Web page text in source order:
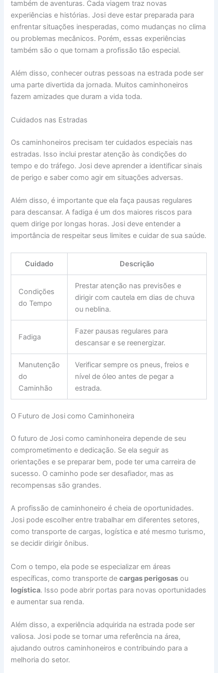
também de aventuras. Cada viagem traz novas
experiências e histórias. Josi deve estar preparada para
enfrentar situações inesperadas, como mudanças no clima
ou problemas mecânicos. Porém, essas experiências
também são o que tornam a profissão tão especial.
Além disso, conhecer outras pessoas na estrada pode ser
uma parte divertida da jornada. Muitos caminhoneiros
fazem amizades que duram a vida toda.
Cuidados nas Estradas
Os caminhoneiros precisam ter cuidados especiais nas
estradas. Isso inclui prestar atenção às condições do
tempo e do tráfego. Josi deve aprender a identificar sinais
de perigo e saber como agir em situações adversas.
Além disso, é importante que ela faça pausas regulares
para descansar. A fadiga é um dos maiores riscos para
quem dirige por longas horas. Josi deve entender a
importância de respeitar seus limites e cuidar de sua saúde.
Cuidado Descrição
Condições
do Tempo
Prestar atenção nas previsões e
dirigir com cautela em dias de chuva
ou neblina.
Fadiga
Fazer pausas regulares para
descansar e se reenergizar.
Manutenção
do
Caminhão
Verificar sempre os pneus, freios e
nível de óleo antes de pegar a
estrada.
O Futuro de Josi como Caminhoneira
O futuro de Josi como caminhoneira depende de seu
comprometimento e dedicação. Se ela seguir as
orientações e se preparar bem, pode ter uma carreira de
sucesso. O caminho pode ser desafiador, mas as
recompensas são grandes.
A profissão de caminhoneiro é cheia de oportunidades.
Josi pode escolher entre trabalhar em diferentes setores,
como transporte de cargas, logística e até mesmo turismo,
se decidir dirigir ônibus.
Com o tempo, ela pode se especializar em áreas
específicas, como transporte decargas perigosas ou
logística. Isso pode abrir portas para novas oportunidades
e aumentar sua renda.
Além disso, a experiência adquirida na estrada pode ser
valiosa. Josi pode se tornar uma referência na área,
ajudando outros caminhoneiros e contribuindo para a
melhoria do setor.